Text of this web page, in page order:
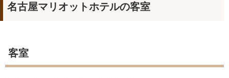
名古屋マリオットホテルの客室
客室